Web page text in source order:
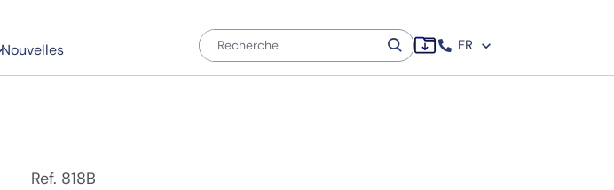
Nouvelles FR
Ref. 818B